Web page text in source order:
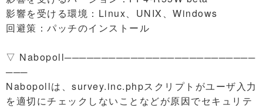
影響を受ける環境：Linux、UNIX、Windows
回避策：パッチのインストール
▽ Nabopoll──────────────────────────
───
Nabopollは、survey.inc.phpスクリプトがユーザ入力
を適切にチェックしないことなどが原因でセキュリテ